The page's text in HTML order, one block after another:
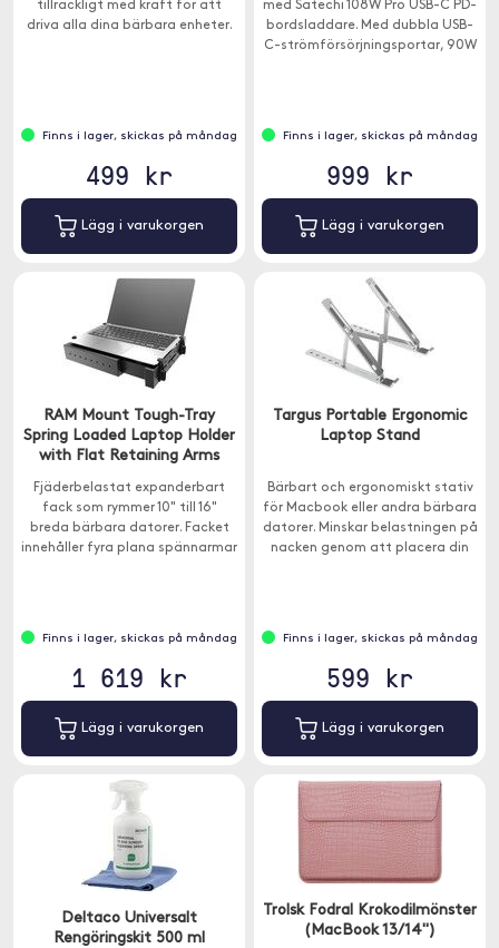
tillräckligt med kraft för att
driva alla dina bärbara enheter.
Finns i lager, skickas på måndag
499 kr
Lägg i varukorgen
med Satechi 108W Pro USB-C PD-
bordsladdare. Med dubbla USB-
C-strömförsörjningsportar, 90W
Finns i lager, skickas på måndag
999 kr
Lägg i varukorgen
RAM Mount Tough-Tray
Spring Loaded Laptop Holder
with Flat Retaining Arms
Fjäderbelastat expanderbart
fack som rymmer 10" till 16"
breda bärbara datorer. Facket
innehåller fyra plana spännarmar
Finns i lager, skickas på måndag
1 619 kr
Lägg i varukorgen
Targus Portable Ergonomic
Laptop Stand
Bärbart och ergonomiskt stativ
för Macbook eller andra bärbara
datorer. Minskar belastningen på
nacken genom att placera din
Finns i lager, skickas på måndag
599 kr
Lägg i varukorgen
Deltaco Universalt
Rengöringskit 500 ml
Trolsk Fodral Krokodilmönster
(MacBook 13/14")